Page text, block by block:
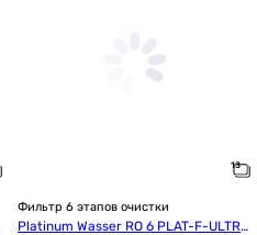
Фильтр 6 этапов очистки
Platinum Wasser RO 6 PLAT-F-ULTRA